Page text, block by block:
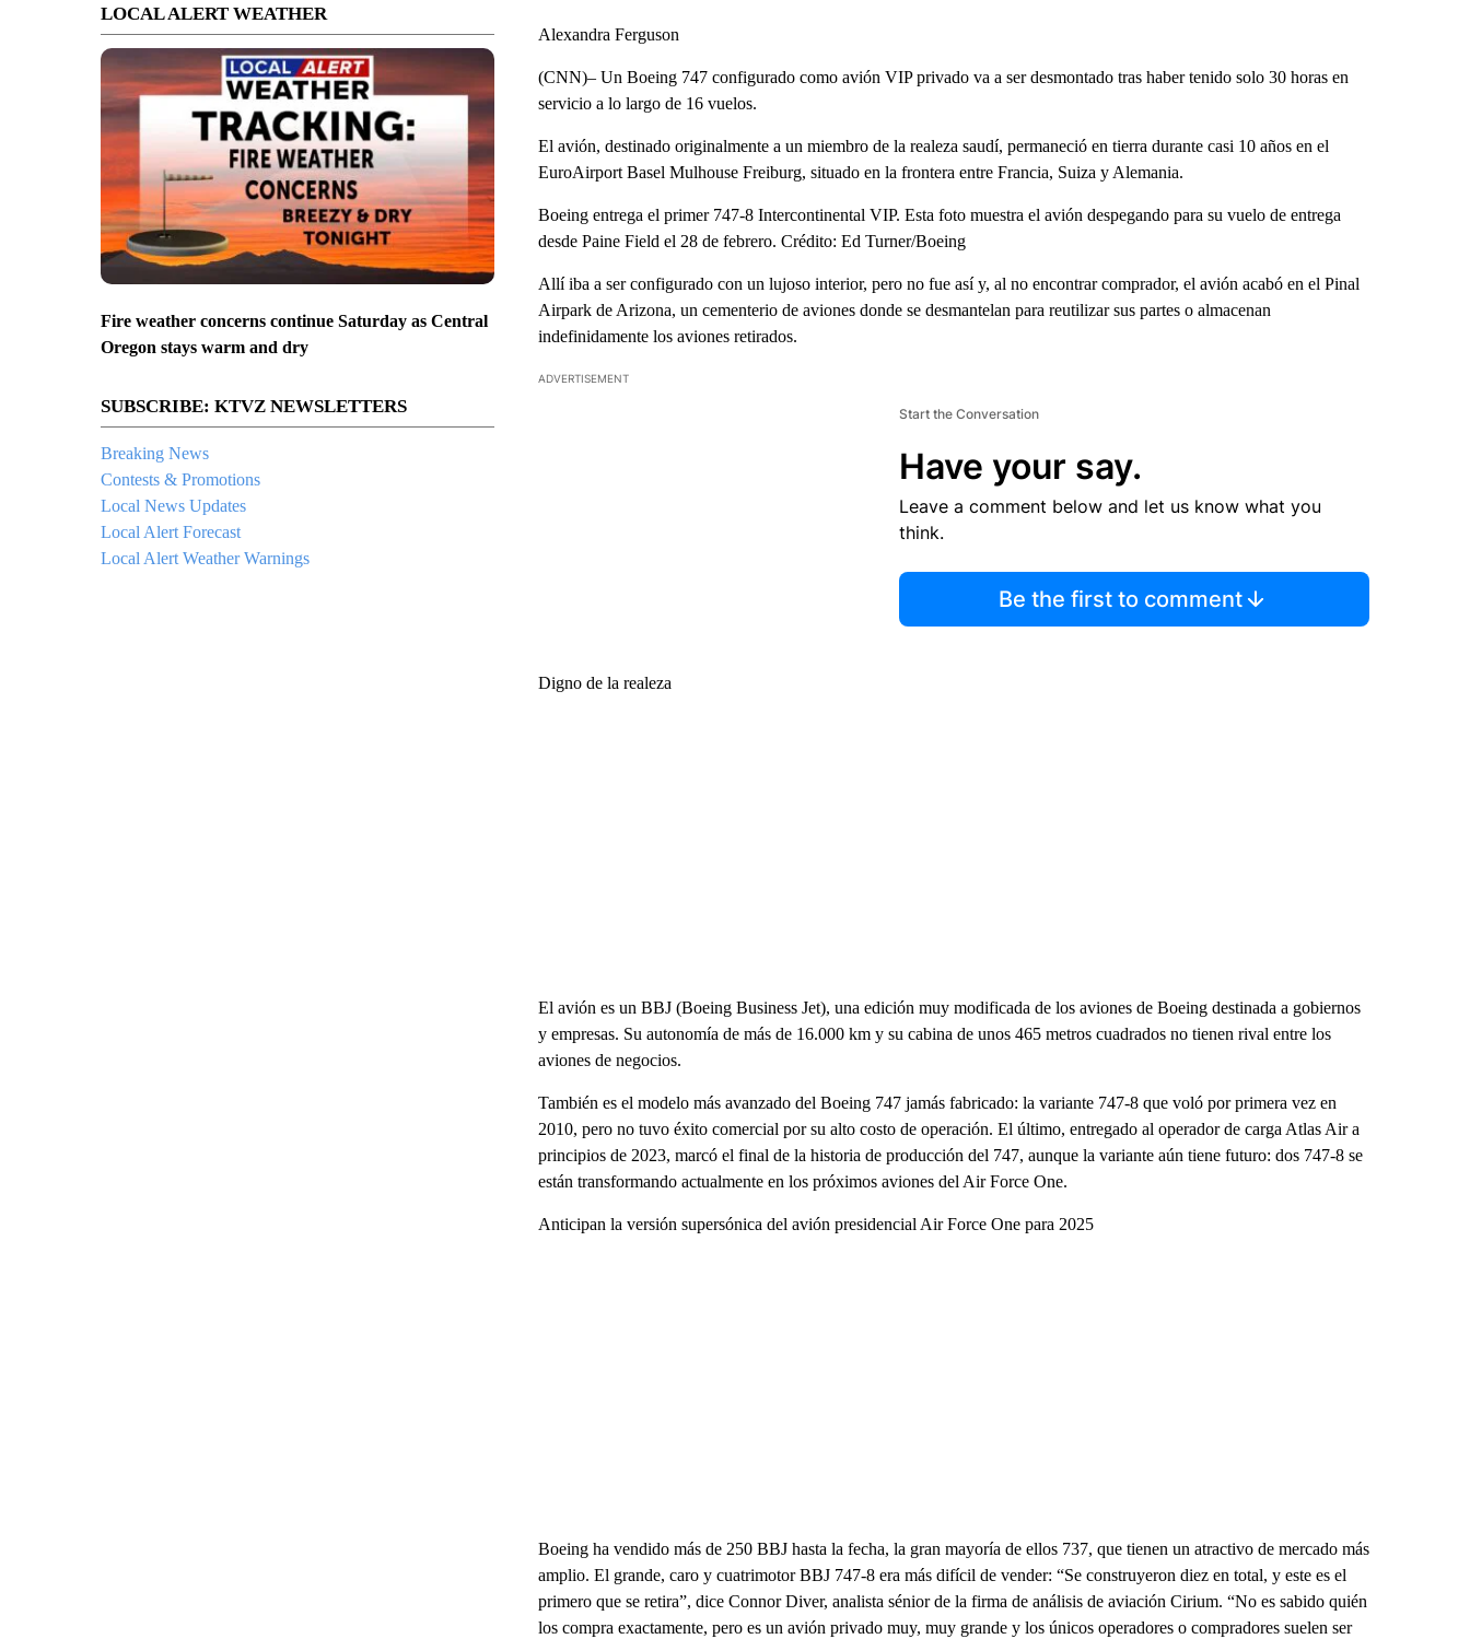
LOCAL ALERT WEATHER
Fire weather concerns continue Saturday as Central
Oregon stays warm and dry
SUBSCRIBE: KTVZ NEWSLETTERS
Breaking News
Contests & Promotions
Local News Updates
Local Alert Forecast
Local Alert Weather Warnings
Alexandra Ferguson
(CNN)– Un Boeing 747 configurado como avión VIP privado va a ser desmontado tras haber tenido solo 30 horas en
servicio a lo largo de 16 vuelos.
El avión, destinado originalmente a un miembro de la realeza saudí, permaneció en tierra durante casi 10 años en el
EuroAirport Basel Mulhouse Freiburg, situado en la frontera entre Francia, Suiza y Alemania.
Boeing entrega el primer 747-8 Intercontinental VIP. Esta foto muestra el avión despegando para su vuelo de entrega
desde Paine Field el 28 de febrero. Crédito: Ed Turner/Boeing
Allí iba a ser configurado con un lujoso interior, pero no fue así y, al no encontrar comprador, el avión acabó en el Pinal
Airpark de Arizona, un cementerio de aviones donde se desmantelan para reutilizar sus partes o almacenan
indefinidamente los aviones retirados.
ADVERTISEMENT
Start the Conversation
Have your say.
Leave a comment below and let us know what you
think.
Be the first to comment
Digno de la realeza
El avión es un BBJ (Boeing Business Jet), una edición muy modificada de los aviones de Boeing destinada a gobiernos
y empresas. Su autonomía de más de 16.000 km y su cabina de unos 465 metros cuadrados no tienen rival entre los
aviones de negocios.
También es el modelo más avanzado del Boeing 747 jamás fabricado: la variante 747-8 que voló por primera vez en
2010, pero no tuvo éxito comercial por su alto costo de operación. El último, entregado al operador de carga Atlas Air a
principios de 2023, marcó el final de la historia de producción del 747, aunque la variante aún tiene futuro: dos 747-8 se
están transformando actualmente en los próximos aviones del Air Force One.
Anticipan la versión supersónica del avión presidencial Air Force One para 2025
Boeing ha vendido más de 250 BBJ hasta la fecha, la gran mayoría de ellos 737, que tienen un atractivo de mercado más
amplio. El grande, caro y cuatrimotor BBJ 747-8 era más difícil de vender: “Se construyeron diez en total, y este es el
primero que se retira”, dice Connor Diver, analista sénior de la firma de análisis de aviación Cirium. “No es sabido quién
los compra exactamente, pero es un avión privado muy, muy grande y los únicos operadores o compradores suelen ser